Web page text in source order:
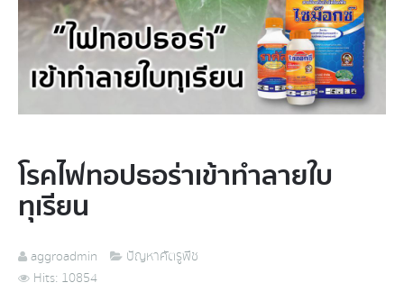
โรคไฟทอปธอร่า​เข้าทำลายใบ
ทุเรียน​
aggroadmin
ปัญหาศัตรูพืช
Hits: 10854